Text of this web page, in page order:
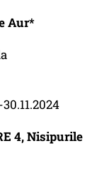
Aur*
4, Nisipurile